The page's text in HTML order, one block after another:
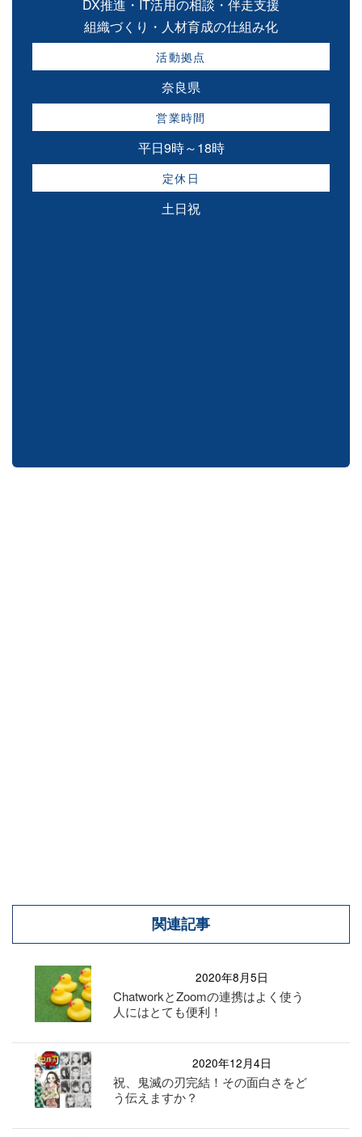
DX推進・IT活用の相談・伴走支援
組織づくり・人材育成の仕組み化
活動拠点
奈良県
営業時間
平日9時～18時
定休日
土日祝
関連記事
2020年8月5日
ChatworkとZoomの連携はよく使う
人にはとても便利！
2020年12月4日
祝、鬼滅の刃完結！その面白さをど
う伝えますか？